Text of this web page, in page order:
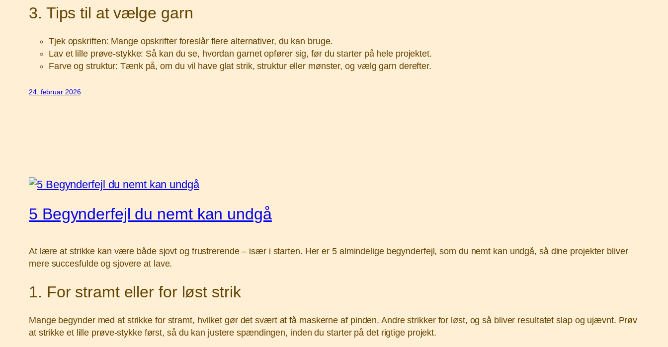
3. Tips til at vælge garn
Tjek opskriften: Mange opskrifter foreslår flere alternativer, du kan bruge.
Lav et lille prøve-stykke: Så kan du se, hvordan garnet opfører sig, før du starter på hele projektet.
Farve og struktur: Tænk på, om du vil have glat strik, struktur eller mønster, og vælg garn derefter.
24. februar 2026
5 Begynderfejl du nemt kan undgå
At lære at strikke kan være både sjovt og frustrerende – især i starten. Her er 5 almindelige begynderfejl, som du nemt kan undgå, så dine projekter bliver
mere succesfulde og sjovere at lave.
1. For stramt eller for løst strik
Mange begynder med at strikke for stramt, hvilket gør det svært at få maskerne af pinden. Andre strikker for løst, og så bliver resultatet slap og ujævnt. Prøv
at strikke et lille prøve-stykke først, så du kan justere spændingen, inden du starter på det rigtige projekt.